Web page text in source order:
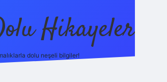
Hikayeler
dolu neşeli bilgiler!